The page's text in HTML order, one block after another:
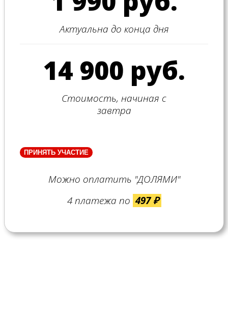
Актуальна до конца дня
14 900 руб.
Стоимость, начиная с
завтра
ПРИНЯТЬ УЧАСТИЕ
Можно оплатить "ДОЛЯМИ"
4 платежа по 497 ₽